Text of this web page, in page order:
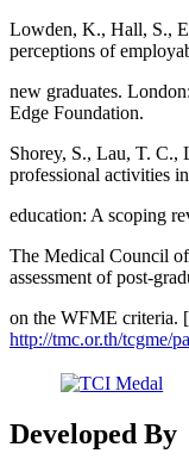
Lowden, K., Hall, S.,
perceptions of
new graduates.
Edge Foundation.
Shorey, S., Lau, T. C.,
professional activities
education: A scoping
The Medical Council
assessment of post-
on the WFME criteria.
http://tmc.or.th/tcgme/
Developed By